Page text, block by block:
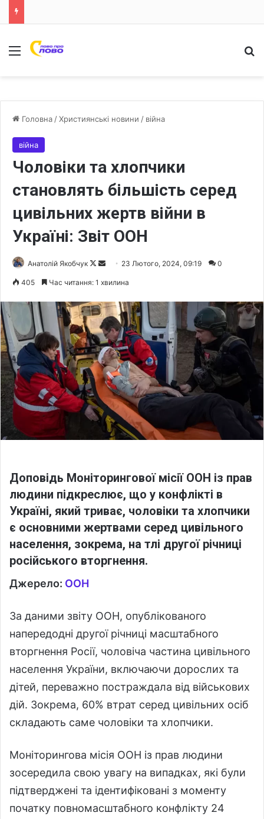
Меню
Головна /Християнські новини / війна
війна
Чоловіки та хлопчики
становлять більшість серед
цивільних жертв війни в
Україні: Звіт ООН
Анатолій Якобчук
F
l
o
w
o
n
X
d
a
n
e
m
a
l
23 Лютого, 2024, 09:19 0
405 Час читання: 1 хвилина
Доповідь Моніторингової місії ООН із прав
людини підкреслює, що у конфлікті в
Україні, який триває, чоловіки та хлопчики
є основними жертвами серед цивільного
населення, зокрема, на тлі другої річниці
російського вторгнення.
Джерело: ООН
За даними звіту ООН, опублікованого
напередодні другої річниці масштабного
вторгнення Росії, чоловіча частина цивільного
населення України, включаючи дорослих та
дітей, переважно постраждала від військових
дій. Зокрема, 60% втрат серед цивільних осіб
складають саме чоловіки та хлопчики.
Моніторингова місія ООН із прав людини
зосередила свою увагу на випадках, які були
підтверджені та ідентифіковані з моменту
початку повномасштабного конфлікту 24